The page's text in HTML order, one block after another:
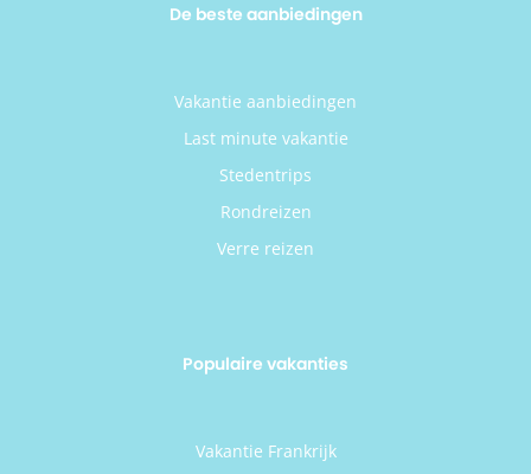
De beste aanbiedingen
Vakantie aanbiedingen
Last minute vakantie
Stedentrips
Rondreizen
Verre reizen
Populaire vakanties
Vakantie Frankrijk